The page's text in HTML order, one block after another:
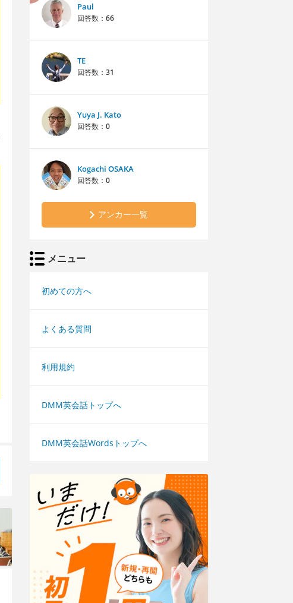
Paul
回答数： 66
TE
回答数： 31
Yuya J. Kato
回答数： 0
Kogachi OSAKA
回答数： 0
アンカー一覧
メニュー
初めての方へ
よくある質問
利用規約
DMM英会話トップへ
DMM英会話Wordsトップへ